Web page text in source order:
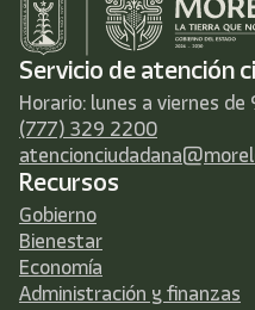
Servicio de atención
Horario: lunes a viernes
(777) 329 2200
Recursos
Gobierno
Bienestar
Economía
Administración y finanzas